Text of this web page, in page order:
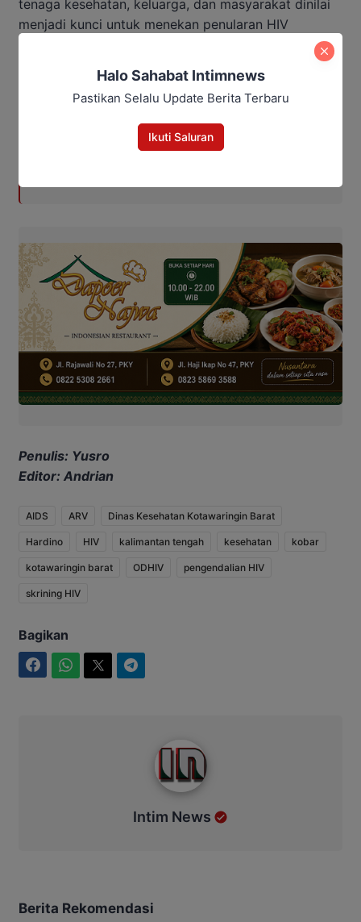
tenaga kesehatan, keluarga, dan masyarakat dinilai
menjadi kunci untuk menekan penularan HIV
Baca Juga:
ASN Lamandau Ditemukan
Penulis: Yusro
Editor: Andrian
AIDS ARV Dinas Kesehatan Kotawaringin Barat
Hardino HIV kalimantan tengah kesehatan kobar
kotawaringin barat ODHIV pengendalian HIV
skrining HIV
Bagikan
Intim News
Berita Rekomendasi
Halo Sahabat Intimnews
Pastikan Selalu Update Berita Terbaru
Ikuti Saluran